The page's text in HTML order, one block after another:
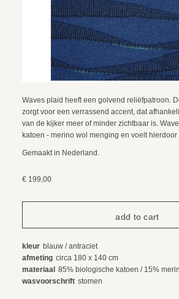
Waves plaid heeft een golvend reliëfpatroon.
zorgt voor een verrassend accent, dat
van de kijker meer of minder zichtbaar is.
katoen - merino wol menging en voelt
Gemaakt in Nederland.
€ 199,00
kleur blauw / antraciet
afmeting circa 180 x 140 cm
materiaal 85% biologische katoen / 15%
wasvoorschrift stomen